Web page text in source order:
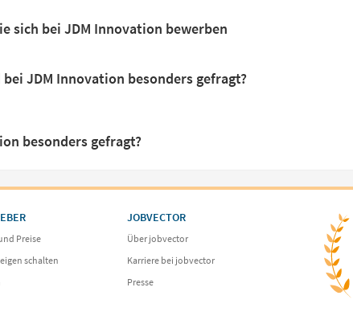
sich bei JDM Innovation bewerben
JDM Innovation besonders gefragt?
besonders gefragt?
Preise
schalten
JOBVECTOR
Über jobvector
Karriere bei jobvector
Presse